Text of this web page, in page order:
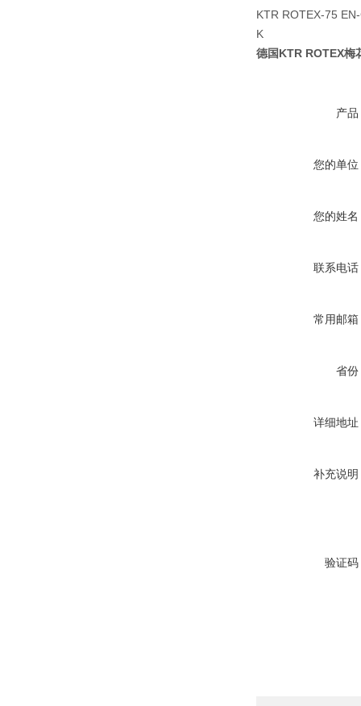
KTR ROTEX-75
K
德国KTR ROTEX梅
产品
您的单位
您的姓名
联系电话
常用邮箱
省份
详细地址
补充说明
验证码